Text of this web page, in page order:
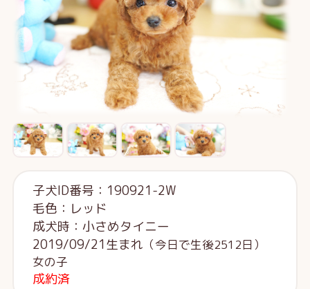
子犬ID番号：190921-2W
毛色：レッド
成犬時：小さめタイニー
2019/09/21生まれ （今日で生後2512日）
女の子
成約済